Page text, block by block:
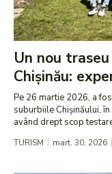
Un nou
Chișinău:
Pe 26 martie 2026, a
suburbiile Chișinăului,
având drept scop
TURISM mart. 30, 2026